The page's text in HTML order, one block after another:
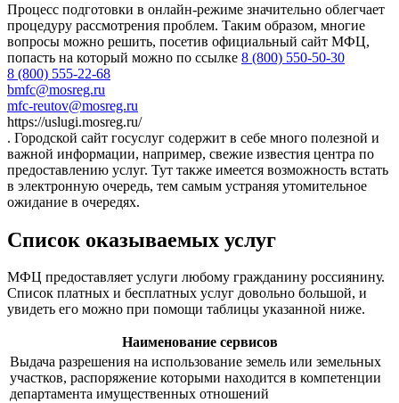
Процесс подготовки в онлайн-режиме значительно облегчает
процедуру рассмотрения проблем. Таким образом, многие
вопросы можно решить, посетив официальный сайт МФЦ,
попасть на который можно по ссылке 8 (800) 550-50-30
8 (800) 555-22-68
bmfc@mosreg.ru
mfc-reutov@mosreg.ru
https://uslugi.mosreg.ru/
. Городской сайт госуслуг содержит в себе много полезной и
важной информации, например, свежие известия центра по
предоставлению услуг. Тут также имеется возможность встать
в электронную очередь, тем самым устраняя утомительное
ожидание в очередях.
Список оказываемых услуг
МФЦ предоставляет услуги любому гражданину россиянину.
Список платных и бесплатных услуг довольно большой, и
увидеть его можно при помощи таблицы указанной ниже.
Наименование сервисов
Выдача разрешения на использование земель или земельных
участков, распоряжение которыми находится в компетенции
департамента имущественных отношений